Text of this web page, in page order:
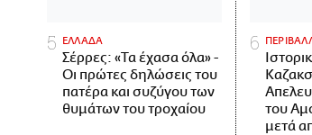
ΕΛΛΑΔΑ
Σέρρες: «Τα έχασα όλα» -
Οι πρώτες δηλώσεις του
πατέρα και συζύγου των
θυμάτων του τροχαίου
του
μετά